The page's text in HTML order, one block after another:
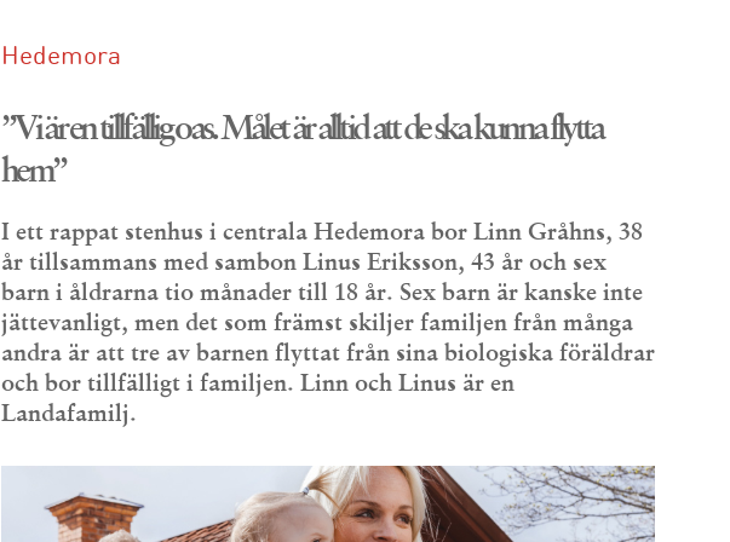
Hedemora
”Vi är en tillfällig oas. Målet är alltid att de ska kunna flytta
hem”
I ett rappat stenhus i centrala Hedemora bor Linn Gråhns, 38
år tillsammans med sambon Linus Eriksson, 43 år och sex
barn i åldrarna tio månader till 18 år. Sex barn är kanske inte
jättevanligt, men det som främst skiljer familjen från många
andra är att tre av barnen flyttat från sina biologiska föräldrar
och bor tillfälligt i familjen. Linn och Linus är en
Landafamilj.